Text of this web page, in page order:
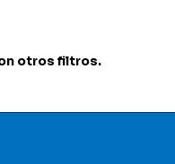
otros filtros.